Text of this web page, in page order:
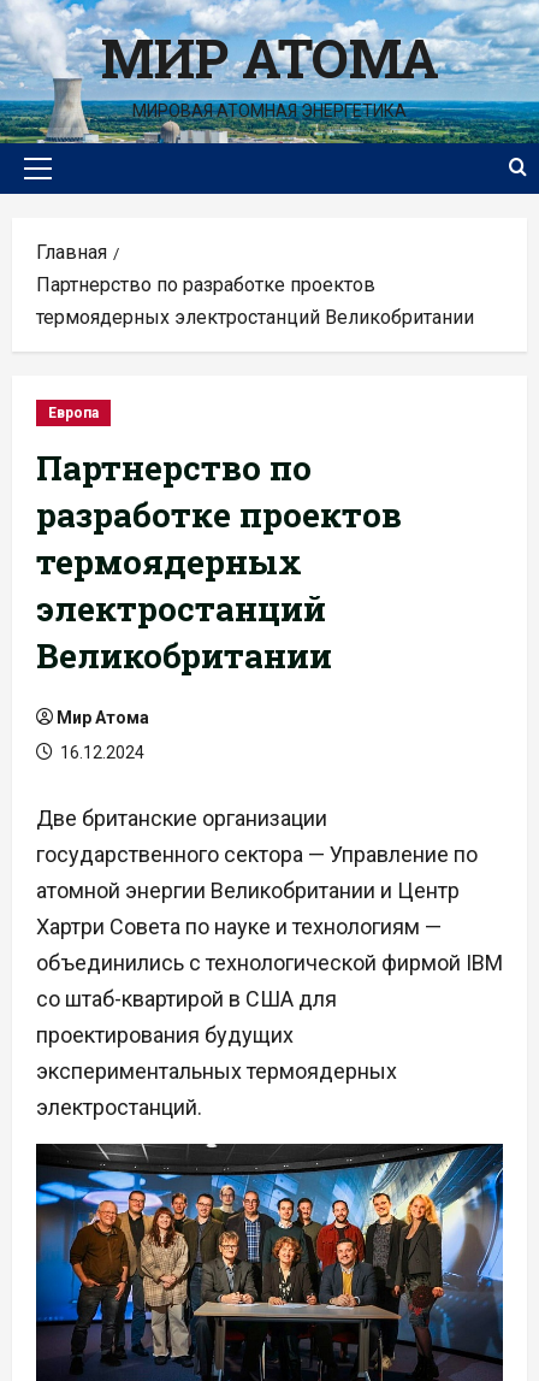
Перейти
к
содержимомуМИР АТОМА
МИРОВАЯ АТОМНАЯ ЭНЕРГЕТИКА
Основное
Главная
Партнерство по разработке проектов
термоядерных электростанций Великобритании
Европа
Партнерство по
разработке проектов
термоядерных
электростанций
Великобритании
Мир Атома
16.12.2024
Две британские организации
государственного сектора — Управление по
атомной энергии Великобритании и Центр
Хартри Совета по науке и технологиям —
объединились с технологической фирмой IBM
со штаб-квартирой в США для
проектирования будущих
экспериментальных термоядерных
электростанций.